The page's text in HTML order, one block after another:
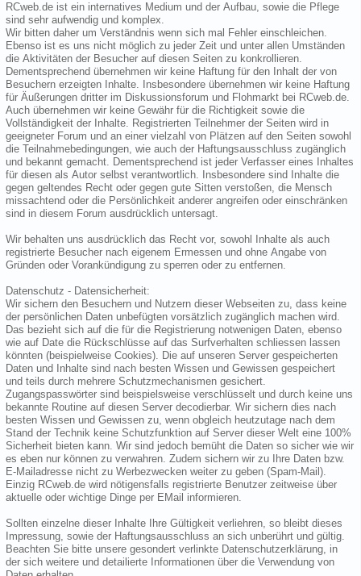
RCweb.de ist ein internatives Medium und der Aufbau, sowie die Pflege
sind sehr aufwendig und komplex.
Wir bitten daher um Verständnis wenn sich mal Fehler einschleichen.
Ebenso ist es uns nicht möglich zu jeder Zeit und unter allen Umständen
die Aktivitäten der Besucher auf diesen Seiten zu konkrollieren.
Dementsprechend übernehmen wir keine Haftung für den Inhalt der von
Besuchern erzeigten Inhalte. Insbesondere übernehmen wir keine Haftung
für Äußerungen dritter im Diskussionsforum und Flohmarkt bei RCweb.de.
Auch übernehmen wir keine Gewähr für die Richtigkeit sowie die
Vollständigkeit der Inhalte. Registrierten Teilnehmer der Seiten wird in
geeigneter Forum und an einer vielzahl von Plätzen auf den Seiten sowohl
die Teilnahmebedingungen, wie auch der Haftungsausschluss zugänglich
und bekannt gemacht. Dementsprechend ist jeder Verfasser eines Inhaltes
für diesen als Autor selbst verantwortlich. Insbesondere sind Inhalte die
gegen geltendes Recht oder gegen gute Sitten verstoßen, die Mensch
missachtend oder die Persönlichkeit anderer angreifen oder einschränken
sind in diesem Forum ausdrücklich untersagt.
Wir behalten uns ausdrücklich das Recht vor, sowohl Inhalte als auch
registrierte Besucher nach eigenem Ermessen und ohne Angabe von
Gründen oder Vorankündigung zu sperren oder zu entfernen.
Datenschutz - Datensicherheit:
Wir sichern den Besuchern und Nutzern dieser Webseiten zu, dass keine
der persönlichen Daten unbefügten vorsätzlich zugänglich machen wird.
Das bezieht sich auf die für die Registrierung notwenigen Daten, ebenso
wie auf Date die Rückschlüsse auf das Surfverhalten schliessen lassen
könnten (beispielweise Cookies). Die auf unseren Server gespeicherten
Daten und Inhalte sind nach besten Wissen und Gewissen gespeichert
und teils durch mehrere Schutzmechanismen gesichert.
Zugangspasswörter sind beispielsweise verschlüsselt und durch keine uns
bekannte Routine auf diesen Server decodierbar. Wir sichern dies nach
besten Wissen und Gewissen zu, wenn obgleich heutzutage nach dem
Stand der Technik keine Schutzfunktion auf Server dieser Welt eine 100%
Sicherheit bieten kann. Wir sind jedoch bemüht die Daten so sicher wie wir
es eben nur können zu verwahren. Zudem sichern wir zu Ihre Daten bzw.
E-Mailadresse nicht zu Werbezwecken weiter zu geben (Spam-Mail).
Einzig RCweb.de wird nötigensfalls registrierte Benutzer zeitweise über
aktuelle oder wichtige Dinge per EMail informieren.
Sollten einzelne dieser Inhalte Ihre Gültigkeit verliehren, so bleibt dieses
Impressung, sowie der Haftungsausschluss an sich unberührt und gültig.
Beachten Sie bitte unsere gesondert verlinkte Datenschutzerklärung, in
der sich weitere und detailierte Informationen über die Verwendung von